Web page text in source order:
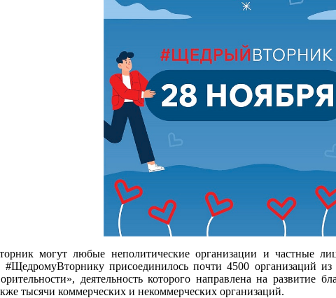
могут любые неполитические организации и
присоединилось почти 4500 организаций
деятельность которого направлена на
тысячи коммерческих и некоммерческих организаций.